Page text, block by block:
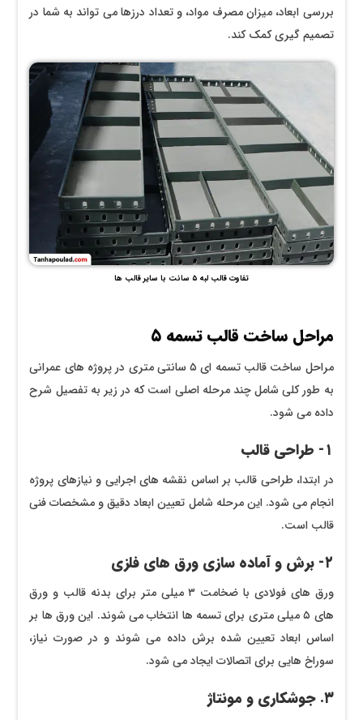
بررسی ابعاد، میزان مصرف مواد، و تعداد درزها می ‌تواند به شما در
تصمیم گیری کمک کند.
تفاوت قالب لبه ۵ سانت با سایر قالب ها
مراحل ساخت قالب تسمه ۵
مراحل ساخت قالب تسمه ‌ای ۵ سانتی ‌متری در پروژه ‌های عمرانی
به طور کلی شامل چند مرحله اصلی است که در زیر به تفصیل شرح
داده می ‌شود.
۱- طراحی قالب
در ابتدا، طراحی قالب بر اساس نقشه های اجرایی و نیازهای پروژه
انجام می‌ شود. این مرحله شامل تعیین ابعاد دقیق و مشخصات فنی
قالب است.
۲- برش و آماده ‌سازی ورق‌ های فلزی
ورق ‌های فولادی با ضخامت ۳ میلی‌ متر برای بدنه قالب و ورق
‌های ۵ میلی ‌متری برای تسمه ‌ها انتخاب می‌ شوند. این ورق‌ ها بر
اساس ابعاد تعیین شده برش داده می‌ شوند و در صورت نیاز،
سوراخ ‌هایی برای اتصالات ایجاد می‌ شود.
۳. جوشکاری و مونتاژ